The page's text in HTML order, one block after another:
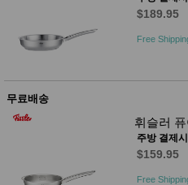
$189.95
Free
무료배송
휘슬러
주방 결제
$159.95
Free